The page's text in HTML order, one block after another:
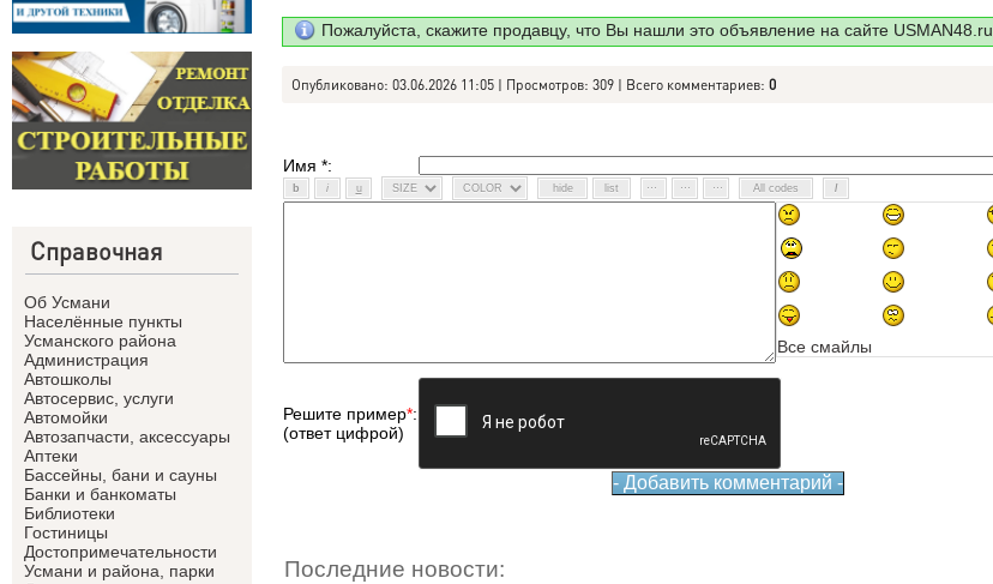
Справочная
Об Усмани
Населённые пункты
Усманского района
Администрация
Автошколы
Автосервис, услуги
Автомойки
Автозапчасти, аксессуары
Аптеки
Бассейны, бани и сауны
Банки и банкоматы
Библиотеки
Гостиницы
Достопримечательности
Усмани и района, парки
Пожалуйста, скажите продавцу, что Вы нашли это объявление на сайте USMAN48.ru
Опубликовано: 03.06.2026 11:05 | Просмотров: 309 | Всего комментариев: 0
Имя *:
Все смайлы
Решите пример*:
(ответ цифрой)
Последние новости: